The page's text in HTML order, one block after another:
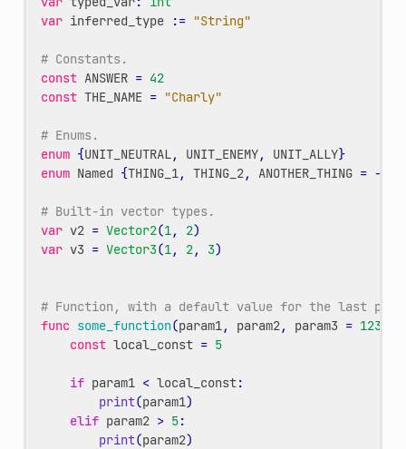
var inferred_type := "String"
# Constants.
const ANSWER = 42
const THE_NAME = "Charly"
# Enums.
enum {UNIT_NEUTRAL, UNIT_ENEMY, UNIT_ALLY}
enum Named {THING_1, THING_2, ANOTHER_THING = -
# Built-in vector types.
var v2 = Vector2(1, 2)
var v3 = Vector3(1, 2, 3)
# Function, with a default value for the last
func some_function(param1, param2, param3 = 123
const local_const = 5
if param1 < local_const:
print(param1)
elif param2 > 5:
print(param2)